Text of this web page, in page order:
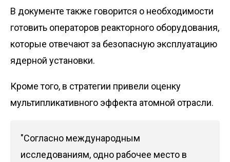
В документе также говорится о необходимости
готовить операторов реакторного оборудования,
которые отвечают за безопасную эксплуатацию
ядерной установки.
Кроме того, в стратегии привели оценку
мультипликативного эффекта атомной отрасли.
"Согласно международным
исследованиям, одно рабочее место в